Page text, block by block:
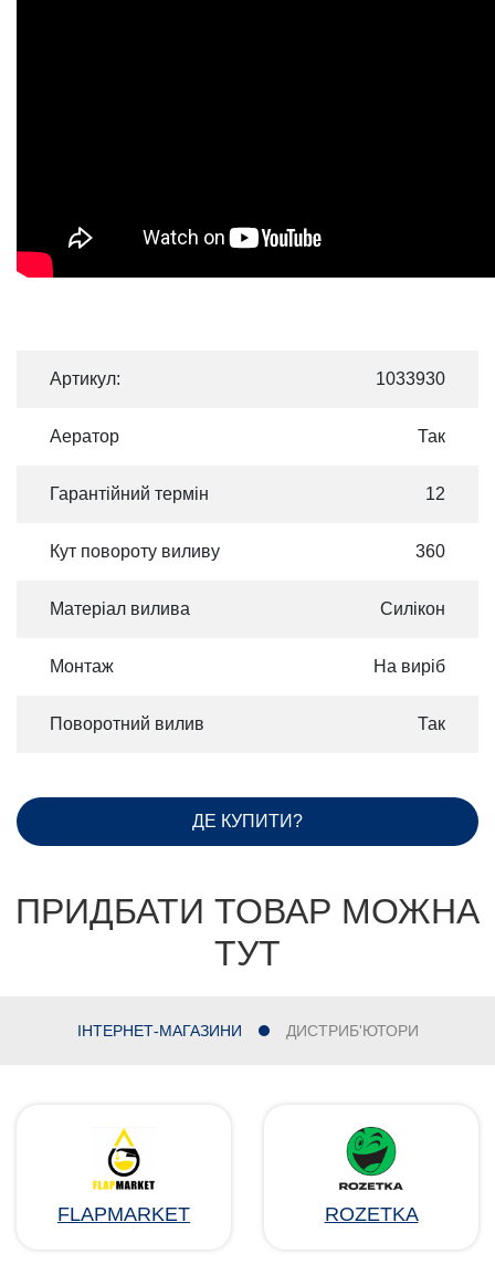
Артикул: 1033930
Аератор Так
Гарантійний термін 12
Кут повороту виливу 360
Матеріал вилива Силікон
Монтаж На виріб
Поворотний вилив Так
ДЕ КУПИТИ?
ПРИДБАТИ ТОВАР МОЖНА
ТУТ
ІНТЕРНЕТ-МАГАЗИНИ ДИСТРИБ'ЮТОРИ
FLAPMARKET ROZETKA